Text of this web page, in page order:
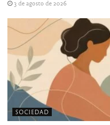
3 de agosto de 2026
SOCIEDAD